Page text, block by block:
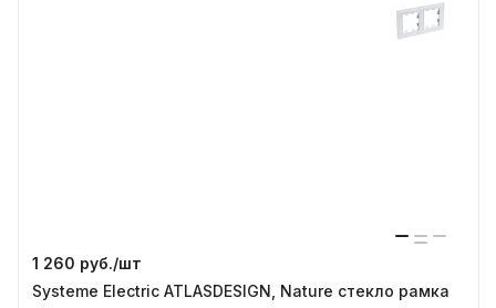
1 260 руб./шт
Systeme Electric ATLASDESIGN, Nature стекло рамка